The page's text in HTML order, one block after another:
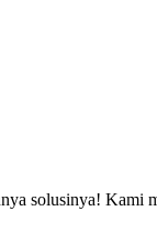
solusinya! Kami